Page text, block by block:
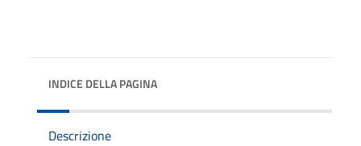
INDICE DELLA PAGINA
Descrizione